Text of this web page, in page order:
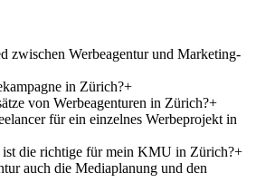
zwischen Werbeagentur und Marketing-
in Zürich?+
von Werbeagenturen in Zürich?+
für ein einzelnes Werbeprojekt in
ist die richtige für mein KMU in Zürich?+
auch die Mediaplanung und den